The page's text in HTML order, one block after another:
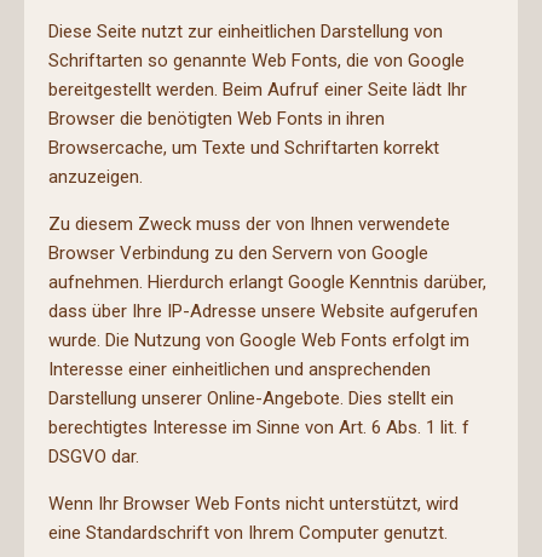
Diese Seite nutzt zur einheitlichen Darstellung von
Schriftarten so genannte Web Fonts, die von Google
bereitgestellt werden. Beim Aufruf einer Seite lädt Ihr
Browser die benötigten Web Fonts in ihren
Browsercache, um Texte und Schriftarten korrekt
anzuzeigen.
Zu diesem Zweck muss der von Ihnen verwendete
Browser Verbindung zu den Servern von Google
aufnehmen. Hierdurch erlangt Google Kenntnis darüber,
dass über Ihre IP-Adresse unsere Website aufgerufen
wurde. Die Nutzung von Google Web Fonts erfolgt im
Interesse einer einheitlichen und ansprechenden
Darstellung unserer Online-Angebote. Dies stellt ein
berechtigtes Interesse im Sinne von Art. 6 Abs. 1 lit. f
DSGVO dar.
Wenn Ihr Browser Web Fonts nicht unterstützt, wird
eine Standardschrift von Ihrem Computer genutzt.